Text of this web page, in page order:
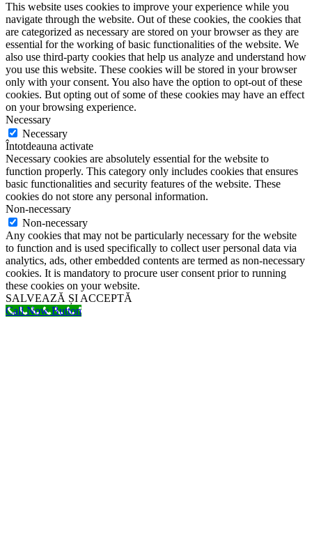
This website uses cookies to improve your experience while you
navigate through the website. Out of these cookies, the cookies that
are categorized as necessary are stored on your browser as they are
essential for the working of basic functionalities of the website. We
also use third-party cookies that help us analyze and understand how
you use this website. These cookies will be stored in your browser
only with your consent. You also have the option to opt-out of these
cookies. But opting out of some of these cookies may have an effect
on your browsing experience.
Necessary
Necessary
Întotdeauna activate
Necessary cookies are absolutely essential for the website to
function properly. This category only includes cookies that ensures
basic functionalities and security features of the website. These
cookies do not store any personal information.
Non-necessary
Non-necessary
Any cookies that may not be particularly necessary for the website
to function and is used specifically to collect user personal data via
analytics, ads, other embedded contents are termed as non-necessary
cookies. It is mandatory to procure user consent prior to running
these cookies on your website.
SALVEAZĂ ȘI ACCEPTĂ
Call Now Button